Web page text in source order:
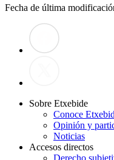
Fecha de última
Sobre Etxebide
Conoce
Opinión y
Noticias
Accesos directos
Derecho